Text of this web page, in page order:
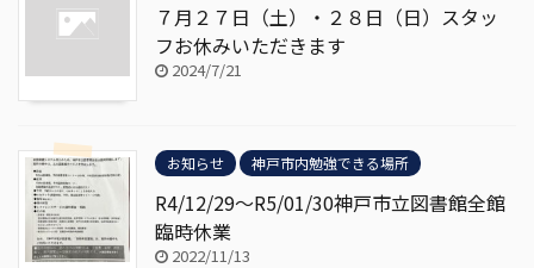
７月２７日（土）・２８日（日）スタッ
フお休みいただきます
2024/7/21
お知らせ 神戸市内勉強できる場所
R4/12/29～R5/01/30神戸市立図書館全館
臨時休業
2022/11/13